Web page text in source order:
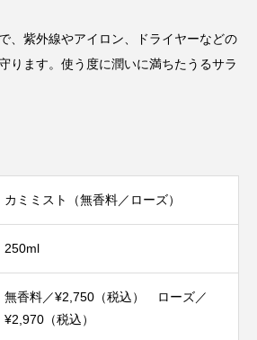
、紫外線やアイロン、ドライヤーなどの
ります。使う度に潤いに満ちたうるサラ
カミミスト（無香料／ローズ）
250ml
無香料／¥2,750（税込） ローズ／
¥2,970（税込）